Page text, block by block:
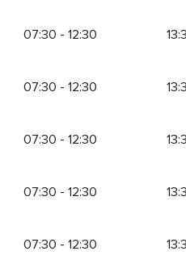
07:30 - 12:30
07:30 - 12:30
07:30 - 12:30
07:30 - 12:30
07:30 - 12:30